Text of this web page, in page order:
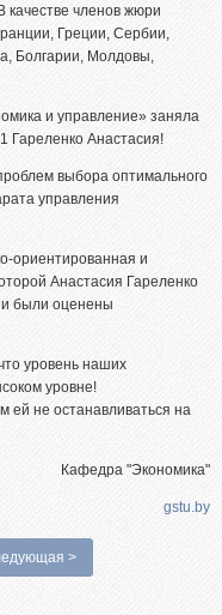
качестве членов жюри
Греции, Сербии,
Болгарии, Молдовы,
и управление» заняла
Гареленко Анастасия!
выбора оптимального
управления
ориентированная и
Анастасия Гареленко
и были оценены
уровень наших
уровне!
ей не останавливаться на
Кафедра "Экономика"
gstu.by
>